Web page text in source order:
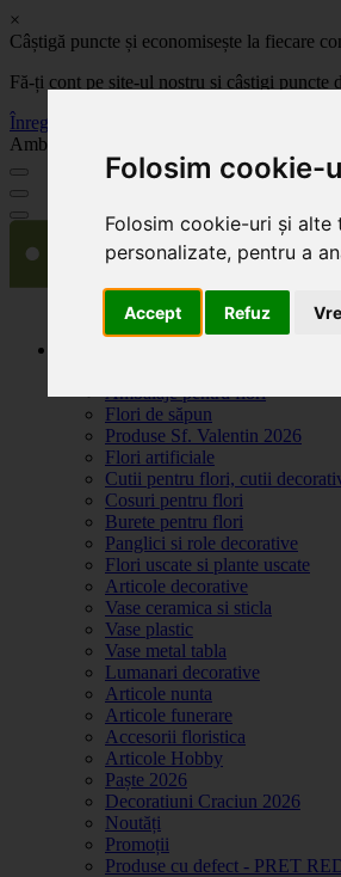
Folosim cookie-
Folosim cookie-uri și
personalizate, pentru a
Accept Refuz
×
Câștigă puncte și economisește la fiecare
Fă-ți cont pe site-ul nostru și câștigi
Înregistrează-te acum
Ambalaje, decoratiuni si accesorii pentru
Ambalaje pentru flori
Flori de săpun
Produse Sf. Valentin 2026
Flori artificiale
Cutii pentru flori, cutii
Cosuri pentru flori
Burete pentru flori
Panglici si role decorative
Flori uscate si plante uscate
Articole decorative
Vase ceramica si sticla
Vase plastic
Vase metal tabla
Lumanari decorative
Articole nunta
Articole funerare
Accesorii floristica
Articole Hobby
Paște 2026
Decoratiuni Craciun 2026
Noutăți
Promoții
Produse cu defect - PRET